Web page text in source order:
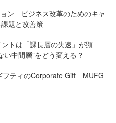
ン ビジネス改革のためのキャ
題と改善策
トは「課長層の失速」が顕
中間層”をどう変える？
フティのCorporate Gift MUFG